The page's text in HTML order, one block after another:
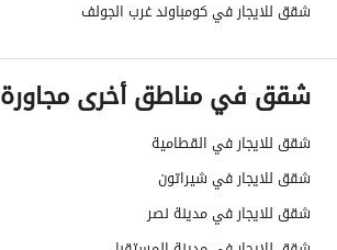
شقق للايجار في كومباوند غرب الجولف
شقق في مناطق أخرى مجاورة
شقق للايجار في القطامية
شقق للايجار في شيراتون
شقق للايجار في مدينة نصر